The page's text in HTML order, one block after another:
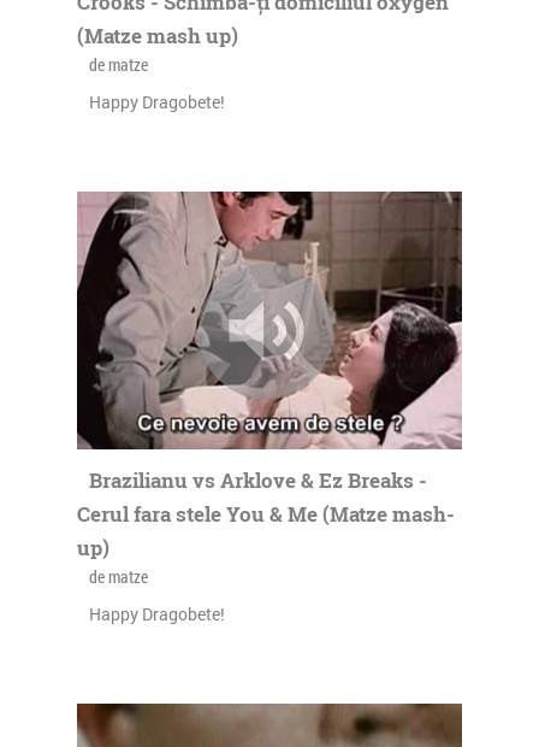
(Matze mash up)
de matze
Happy Dragobete!
Brazilianu vs Arklove & Ez Breaks -
Cerul fara stele You & Me (Matze mash-
up)
de matze
Happy Dragobete!